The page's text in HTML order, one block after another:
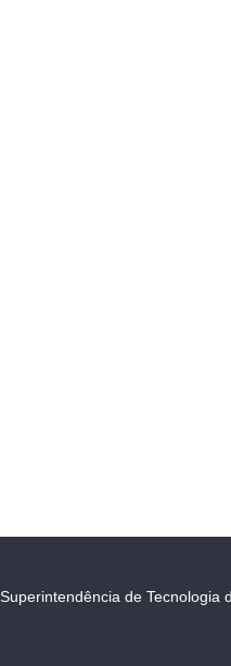
Superintendência de Tecnologia